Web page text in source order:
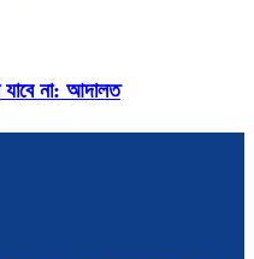
যাবে না: আদালত